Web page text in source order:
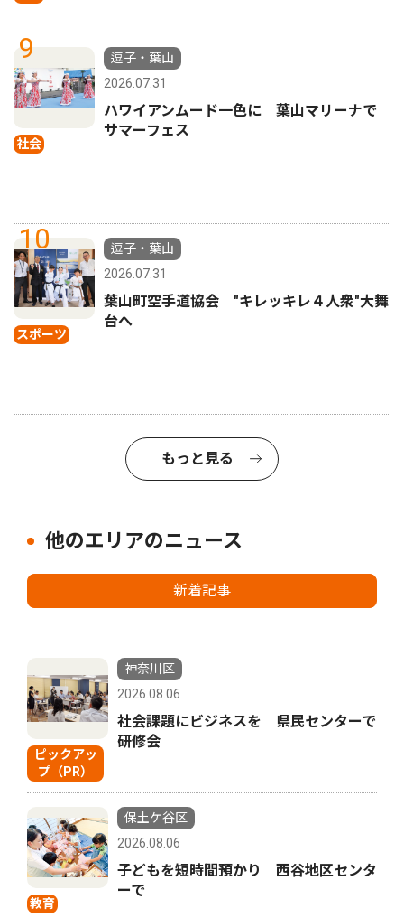
9
社会
逗子・葉山
2026.07.31
ハワイアンムード一色に 葉山マリーナで
サマーフェス
10
スポーツ
逗子・葉山
2026.07.31
葉山町空手道協会 "キレッキレ４人衆"大舞
台へ
もっと見る
他のエリアのニュース
新着記事
ピックアッ
プ（PR）
神奈川区
2026.08.06
社会課題にビジネスを 県民センターで
研修会
教育
保土ケ谷区
2026.08.06
子どもを短時間預かり 西谷地区センタ
ーで